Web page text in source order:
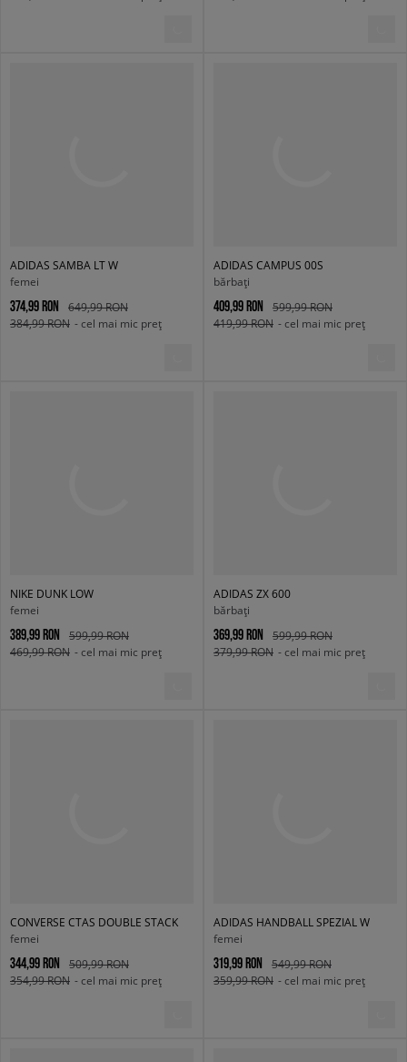
ADIDAS SAMBA LT W
femei
374,99 RON
649,99 RON
384,99 RON - cel mai mic preț
ADIDAS CAMPUS 00S
bărbați
409,99 RON
599,99 RON
419,99 RON - cel mai mic preț
NIKE DUNK LOW
femei
389,99 RON
599,99 RON
469,99 RON - cel mai mic preț
ADIDAS ZX 600
bărbați
369,99 RON
599,99 RON
379,99 RON - cel mai mic preț
CONVERSE CTAS DOUBLE STACK
femei
344,99 RON
509,99 RON
354,99 RON - cel mai mic preț
ADIDAS HANDBALL SPEZIAL W
femei
319,99 RON
549,99 RON
359,99 RON - cel mai mic preț